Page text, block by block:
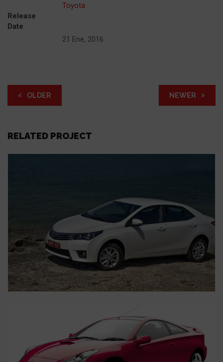
Toyota
Release
Date
21 Ene, 2016
OLDER NEWER
RELATED PROJECT
UT ENIM AD
TOYOTA